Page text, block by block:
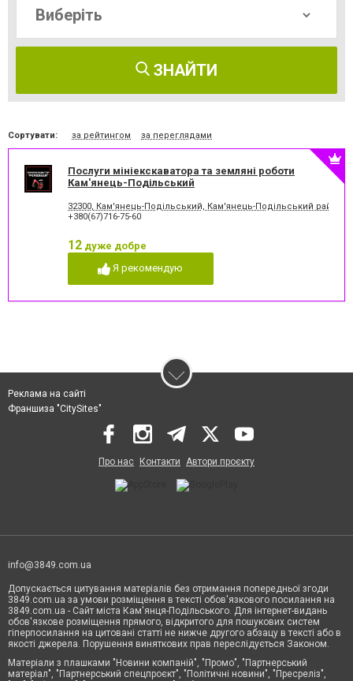
ЗНАЙТИ
Сортувати: за рейтингом за переглядами
Послуги мініекскаватора та земляні роботи
Кам'янець-Подільський
32300, Кам'янець-Подільський, Кам'янець-Подільський район
+380(67)716-75-60
12 дуже добре
Я рекомендую
Реклама на сайті
Франшиза "CitySites"
Про нас Контакти Автори проєкту
info@3849.com.ua
Допускається цитування матеріалів без отримання попередньої згоди
3849.com.ua за умови розміщення в тексті обов'язкового посилання на
3849.com.ua - Сайт міста Кам'янця-Подільського. Для інтернет-видань
обов'язкове розміщення прямого, відкритого для пошукових систем
гіперпосилання на цитовані статті не нижче другого абзацу в тексті або в
якості джерела. Порушення виняткових прав переслідується Законом.
Матеріали з плашками "Новини компаній", "Промо", "Партнерський
матеріал", "Партнерський спецпроєкт", "Політичні новини", "Пресреліз",